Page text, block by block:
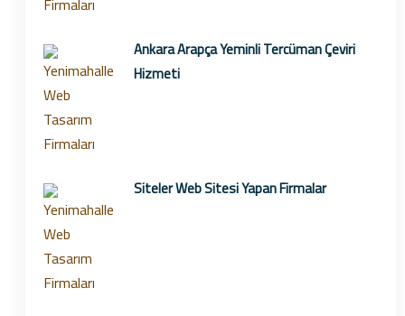
Ankara Arapça Yeminli Tercüman Çeviri
Hizmeti
Siteler Web Sitesi Yapan Firmalar